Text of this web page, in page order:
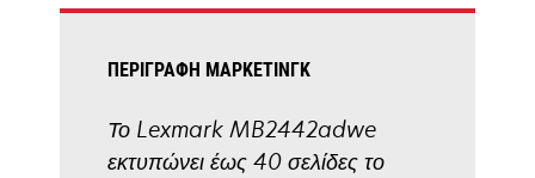
ΠΕΡΙΓΡΑΦΉ ΜΆΡΚΕΤΙΝΓΚ
Το Lexmark MB2442adwe
εκτυπώνει έως 40 σελίδες το